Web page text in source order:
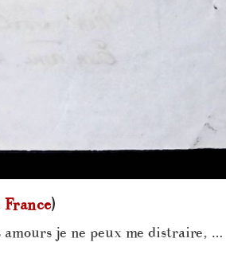
)
amours je ne peux me distraire, …